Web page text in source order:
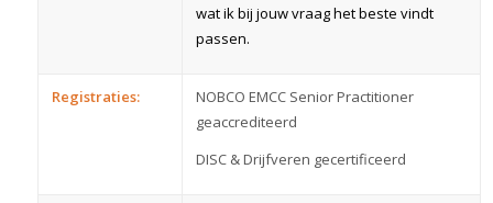
wat ik bij jouw vraag het beste vindt
passen.
Registraties:
NOBCO EMCC Senior Practitioner
geaccrediteerd
DISC & Drijfveren gecertificeerd